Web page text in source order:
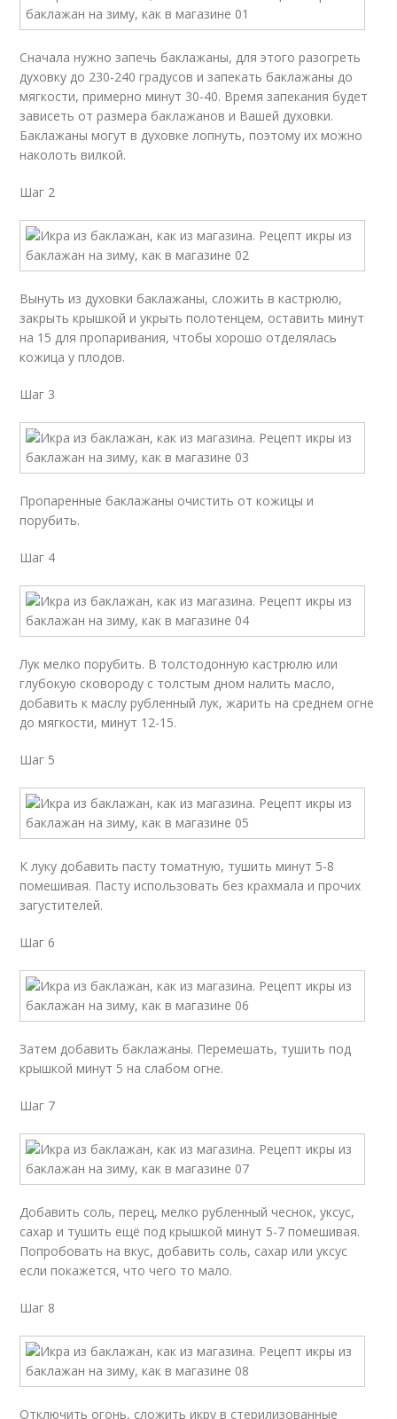
Сначала нужно запечь баклажаны, для этого разогреть
духовку до 230-240 градусов и запекать баклажаны до
мягкости, примерно минут 30-40. Время запекания будет
зависеть от размера баклажанов и Вашей духовки.
Баклажаны могут в духовке лопнуть, поэтому их можно
наколоть вилкой.
Шаг 2
Вынуть из духовки баклажаны, сложить в кастрюлю,
закрыть крышкой и укрыть полотенцем, оставить минут
на 15 для пропаривания, чтобы хорошо отделялась
кожица у плодов.
Шаг 3
Пропаренные баклажаны очистить от кожицы и
порубить.
Шаг 4
Лук мелко порубить. В толстодонную кастрюлю или
глубокую сковороду с толстым дном налить масло,
добавить к маслу рубленный лук, жарить на среднем огне
до мягкости, минут 12-15.
Шаг 5
К луку добавить пасту томатную, тушить минут 5-8
помешивая. Пасту использовать без крахмала и прочих
загустителей.
Шаг 6
Затем добавить баклажаны. Перемешать, тушить под
крышкой минут 5 на слабом огне.
Шаг 7
Добавить соль, перец, мелко рубленный чеснок, уксус,
сахар и тушить ещё под крышкой минут 5-7 помешивая.
Попробовать на вкус, добавить соль, сахар или уксус
если покажется, что чего то мало.
Шаг 8
Отключить огонь, сложить икру в стерилизованные